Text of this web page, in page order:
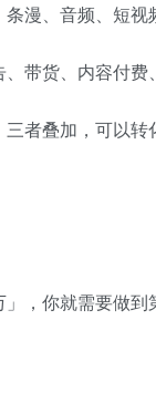
漫、音频、短视
带货、内容付费
者叠加，可以转
，你就需要做到